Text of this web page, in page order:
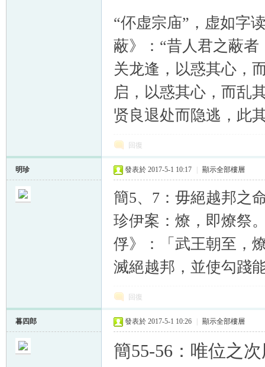
“伓虚宗庙”，虚如字
蔽》：“昔人君之蔽
关龙逢，以惑其心，
启，以惑其心，而乱
贤良退处而隐逃，此
回復
明珍 發表於 2017-5-1 10:17 顯示全部樓層
簡5、7：毋絕越邦之
珍伊案：燎，即燎祭
俘》：「武王朝至，
滅絕越邦，並使勾踐
回復
暮四郎 發表於 2017-5-1 10:26 顯示全部樓層
簡55-56：唯位之